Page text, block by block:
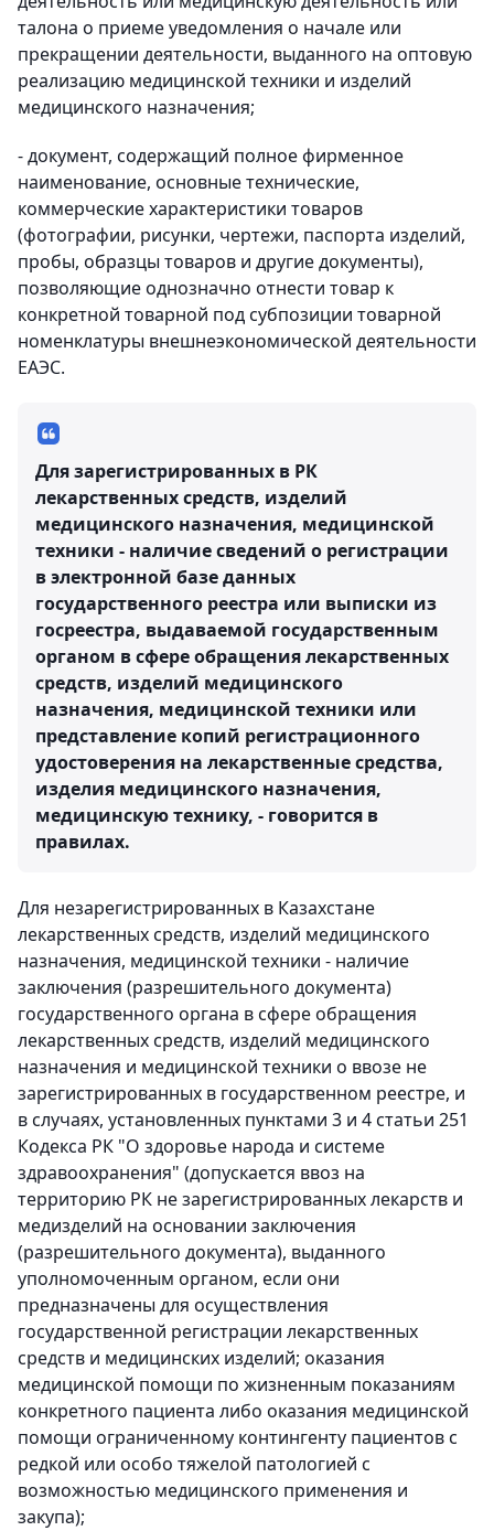
талона о приеме уведомления о начале или
прекращении деятельности, выданного на оптовую
реализацию медицинской техники и изделий
медицинского назначения;
- документ, содержащий полное фирменное
наименование, основные технические,
коммерческие характеристики товаров
(фотографии, рисунки, чертежи, паспорта изделий,
пробы, образцы товаров и другие документы),
позволяющие однозначно отнести товар к
конкретной товарной под субпозиции товарной
номенклатуры внешнеэкономической деятельности
ЕАЭС.
Для зарегистрированных в РК
лекарственных средств, изделий
медицинского назначения, медицинской
техники - наличие сведений о регистрации
в электронной базе данных
государственного реестра или выписки из
госреестра, выдаваемой государственным
органом в сфере обращения лекарственных
средств, изделий медицинского
назначения, медицинской техники или
представление копий регистрационного
удостоверения на лекарственные средства,
изделия медицинского назначения,
медицинскую технику, - говорится в
правилах.
Для незарегистрированных в Казахстане
лекарственных средств, изделий медицинского
назначения, медицинской техники - наличие
заключения (разрешительного документа)
государственного органа в сфере обращения
лекарственных средств, изделий медицинского
назначения и медицинской техники о ввозе не
зарегистрированных в государственном реестре, и
в случаях, установленных пунктами 3 и 4 статьи 251
Кодекса РК "О здоровье народа и системе
здравоохранения" (допускается ввоз на
территорию РК не зарегистрированных лекарств и
медизделий на основании заключения
(разрешительного документа), выданного
уполномоченным органом, если они
предназначены для осуществления
государственной регистрации лекарственных
средств и медицинских изделий; оказания
медицинской помощи по жизненным показаниям
конкретного пациента либо оказания медицинской
помощи ограниченному контингенту пациентов с
редкой или особо тяжелой патологией с
возможностью медицинского применения и
закупа);